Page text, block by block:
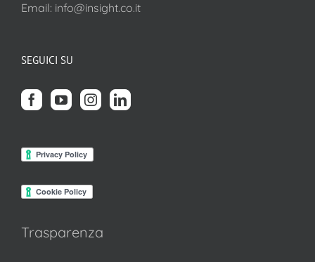
Email: info@insight.co.it
SEGUICI SU
Trasparenza